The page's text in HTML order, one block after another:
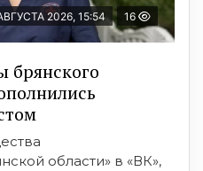
2026, 15:54 16
брянского
области» в «ВК»,